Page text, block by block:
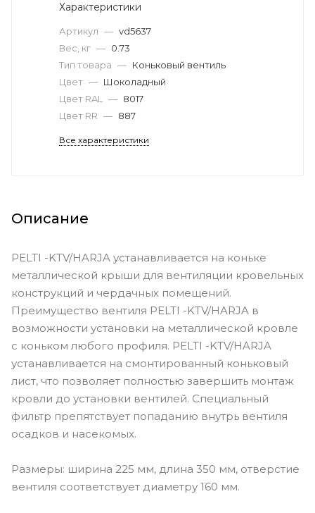
Характеристики
Артикул — vd5637
Вес, кг — 0.73
Тип товара — Коньковый вентиль
Цвет — Шоколадный
Цвет RAL
— 8017
Цвет RR — 887
Все характеристики
Описание
PELTI -KTV/HARJA устанавливается на коньке
металлической крыши для вентиляции кровельных
конструкций и чердачных помещений.
Преимущество вентиля PELTI -KTV/HARJA в
возможности установки на металлической кровле
с коньком любого профиля. PELTI -KTV/HARJA
устанавливается на смонтированный коньковый
лист, что позволяет полностью завершить монтаж
кровли до установки вентилей. Специальный
фильтр препятствует попаданию внутрь вентиля
осадков и насекомых.
Размеры: ширина 225 мм, длина 350 мм, отверстие
вентиля соответствует диаметру 160 мм.